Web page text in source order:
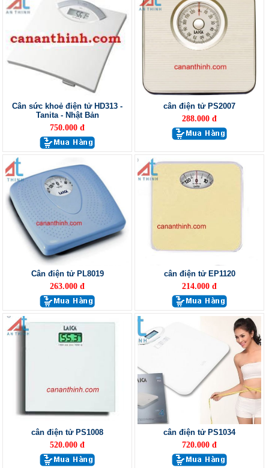
Cân sức khoẻ điện tử HD313 -
Tanita - Nhật Bản
750.000 đ
cân điện tử PS2007
288.000 đ
Cân điện tử PL8019
263.000 đ
cân điện tử EP1120
214.000 đ
cân điện tử PS1008
520.000 đ
cân điện tử PS1034
720.000 đ